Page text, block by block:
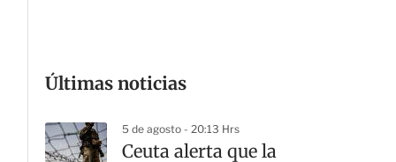
Últimas noticias
5 de agosto - 20:13 Hrs
Ceuta alerta que la